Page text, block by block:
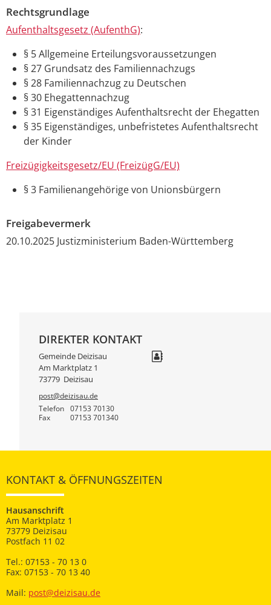
Rechtsgrundlage
Aufenthaltsgesetz (AufenthG):
§ 5 Allgemeine Erteilungsvoraussetzungen
§ 27 Grundsatz des Familiennachzugs
§ 28 Familiennachzug zu Deutschen
§ 30 Ehegattennachzug
§ 31 Eigenständiges Aufenthaltsrecht der Ehegatten
§ 35 Eigenständiges, unbefristetes Aufenthaltsrecht
der Kinder
Freizügigkeitsgesetz/EU (FreizügG/EU)
§ 3 Familienangehörige von Unionsbürgern
Freigabevermerk
20.10.2025 Justizministerium Baden-Württemberg
DIREKTER KONTAKT
Gemeinde Deizisau
Am Marktplatz 1
73779 Deizisau
post@deizisau.de
Telefon
07153 70130
Fax 07153 701340
KONTAKT & ÖFFNUNGSZEITEN
Hausanschrift
Am Marktplatz 1
73779 Deizisau
Postfach 11 02
Tel.: 07153 - 70 13 0
Fax: 07153 - 70 13 40
Mail: post@deizisau.de